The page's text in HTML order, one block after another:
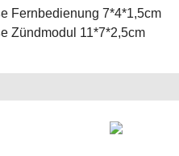
Fernbedienung 7*4*1,5cm
Zündmodul 11*7*2,5cm